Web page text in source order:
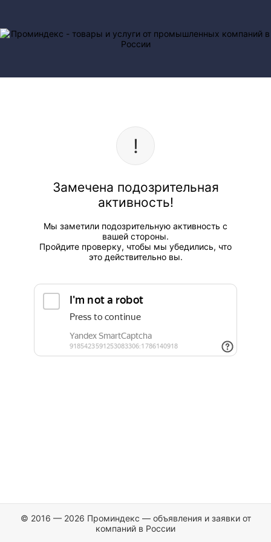
Замечена подозрительная
активность!
Мы заметили подозрительную активность с
вашей стороны.
Пройдите проверку, чтобы мы убедились, что
это действительно вы.
© 2016 — 2026 Проминдекс — объявления и заявки от
компаний в России